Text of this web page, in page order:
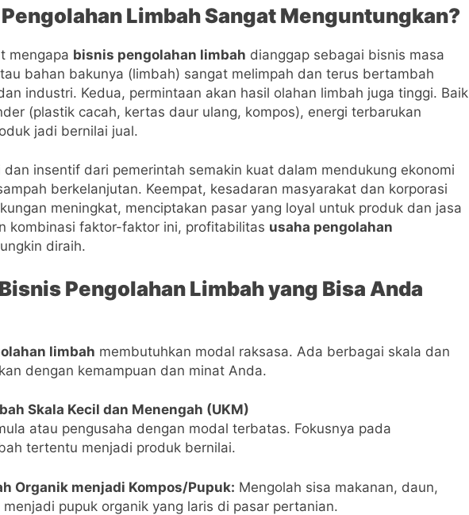
Limbah Sangat Menguntungkan?
mengapa bisnis pengolahan limbah dianggap sebagai bisnis masa
bahan bakunya (limbah) sangat melimpah dan terus bertambah
industri. Kedua, permintaan akan hasil olahan limbah juga tinggi. Baik
(plastik cacah, kertas daur ulang, kompos), energi terbarukan
jadi bernilai jual.
dan insentif dari pemerintah semakin kuat dalam mendukung ekonomi
berkelanjutan. Keempat, kesadaran masyarakat dan korporasi
meningkat, menciptakan pasar yang loyal untuk produk dan jasa
kombinasi faktor-faktor ini, profitabilitas usaha pengolahan
diraih.
Pengolahan Limbah yang Bisa Anda
limbah membutuhkan modal raksasa. Ada berbagai skala dan
dengan kemampuan dan minat Anda.
Skala Kecil dan Menengah (UKM)
atau pengusaha dengan modal terbatas. Fokusnya pada
tertentu menjadi produk bernilai.
Organik menjadi Kompos/Pupuk: Mengolah sisa makanan, daun,
pupuk organik yang laris di pasar pertanian.